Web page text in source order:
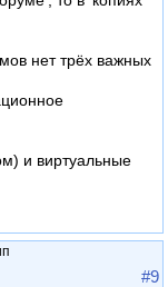
нет трёх важных
и виртуальные
#9